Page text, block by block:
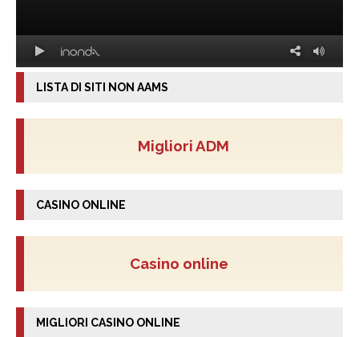
LISTA DI SITI NON AAMS
Migliori ADM
CASINO ONLINE
Casino online
MIGLIORI CASINO ONLINE